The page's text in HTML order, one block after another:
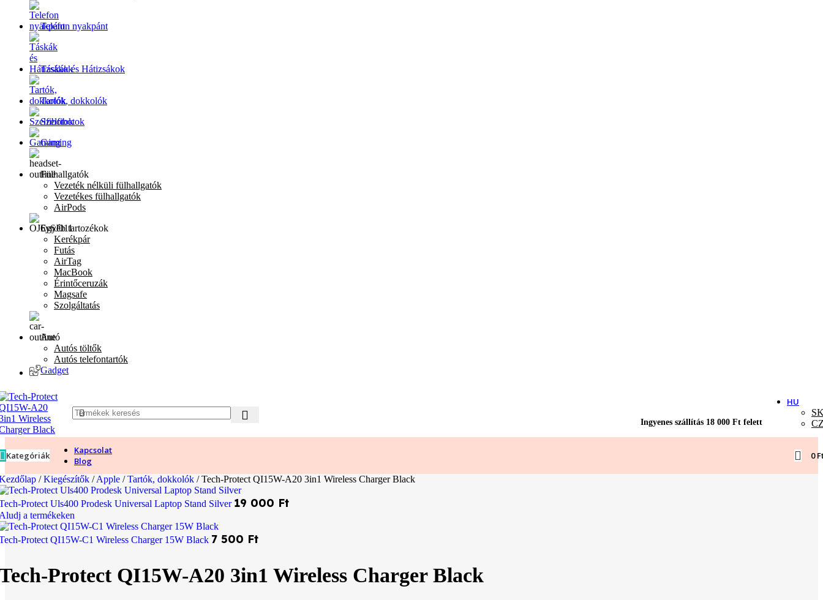
Telefon nyakpánt
Táskák és Hátizsákok
Tartók, dokkolók
Szelfibotok
Gaming
Fülhallgatók
Vezeték nélküli fülhallgatók
Vezetékes fülhallgatók
AirPods
Egyéb tartozékok
Kerékpár
Futás
AirTag
MacBook
Érintőceruzák
Magsafe
Szolgáltatás
Autó
Autós töltők
Autós telefontartók
Gadget
Ingyenes szállítás 18 000 Ft felett
HU
Kategóriák
Kapcsolat
Blog
0
/ Kiegészítők / Apple / Tartók, dokkolók / Tech-Protect QI15W-A20 3in1 Wireless Charger Black
Protect Uls400 Prodesk Universal Laptop Stand Silver 19 000 Ft
a termékeken
Protect QI15W-C1 Wireless Charger 15W Black 7 500 Ft
Protect QI15W-A20 3in1 Wireless Charger Black